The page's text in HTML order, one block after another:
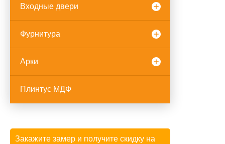
Входные двери
Фурнитура
Арки
Плинтус МДФ
Закажите замер и получите скидку на